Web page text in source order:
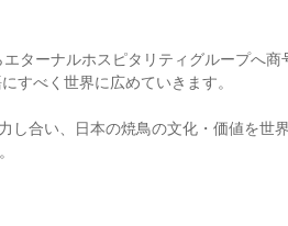
ターナルホスピタリティグループへ商
すべく世界に広めていきます。
し合い、日本の焼鳥の文化・価値を世